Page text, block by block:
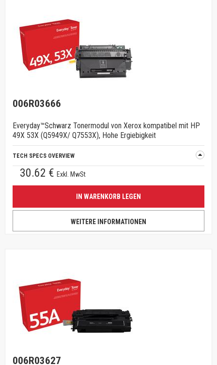
006R03666
Everyday™Schwarz Tonermodul von Xerox kompatibel mit HP
49X 53X (Q5949X/ Q7553X), Hohe Ergiebigkeit
TECH SPECS OVERVIEW
30.62 € Exkl. MwSt
IN WARENKORB LEGEN
WEITERE INFORMATIONEN
006R03627